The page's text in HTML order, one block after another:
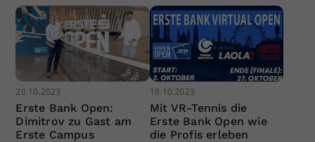
20.10.2023
Erste Bank Open:
Dimitrov zu Gast am
Erste Campus
18.10.2023
Mit VR-Tennis die
Erste Bank Open wie
die Profis erleben